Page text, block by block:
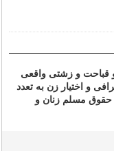
قباحت و زشتی واقعی
و اختیار زن به تعدد
مسلم زنان و